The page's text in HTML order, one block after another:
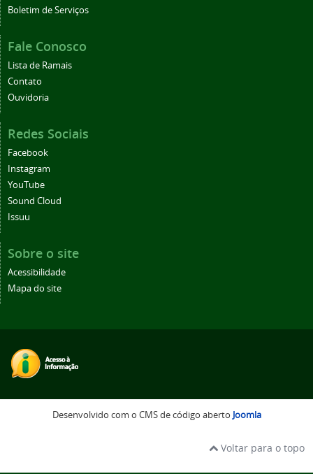
Boletim de Serviços
Fale Conosco
Lista de Ramais
Contato
Ouvidoria
Redes Sociais
Facebook
Instagram
YouTube
Sound Cloud
Issuu
Sobre o site
Acessibilidade
Mapa do site
Desenvolvido com o CMS de código aberto Joomla
Voltar para o topo